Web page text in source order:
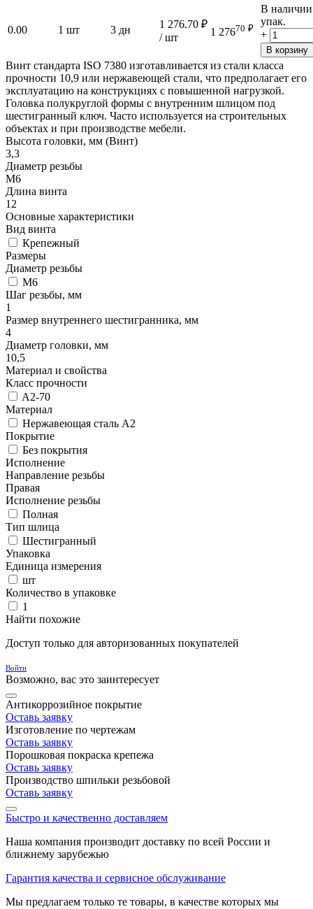
0.00 1 шт 3 дн 1 276.70 ₽
/ шт
1 27670 ₽
В
упак.
+
В корзину
Винт стандарта ISO 7380 изготавливается из стали класса
прочности 10,9 или нержавеющей стали, что предполагает его
эксплуатацию на конструкциях с повышенной нагрузкой.
Головка полукруглой формы с внутренним шлицом под
шестигранный ключ. Часто используется на строительных
объектах и при производстве мебели.
Высота головки, мм (Винт)
3,3
Диаметр резьбы
М6
Длина винта
12
Основные характеристики
Вид винта
Крепежный
Размеры
Диаметр резьбы
М6
Шаг резьбы, мм
1
Размер внутреннего шестигранника, мм
4
Диаметр головки, мм
10,5
Материал и свойства
Класс прочности
A2-70
Материал
Нержавеющая сталь A2
Покрытие
Без покрытия
Исполнение
Направление резьбы
Правая
Исполнение резьбы
Полная
Тип шлица
Шестигранный
Упаковка
Единица измерения
шт
Количество в упаковке
1
Найти похожие
Доступ только для авторизованных покупателей
Войти
Возможно, вас это заинтересует
Антикоррозийное покрытие
Оставь заявку
Изготовление по чертежам
Оставь заявку
Порошковая покраска крепежа
Оставь заявку
Производство шпильки резьбовой
Оставь заявку
Быстро и качественно доставляем
Наша компания производит доставку по всей России и
ближнему зарубежью
Гарантия качества и сервисное обслуживание
Мы предлагаем только те товары, в качестве которых мы